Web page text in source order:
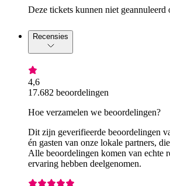
Deze tickets kunnen niet
Recensies
4,6
17.682 beoordelingen
Hoe verzamelen we beoordelingen?
Dit zijn geverifieerde beoordelingen
én gasten van onze lokale partners,
Alle beoordelingen komen van echte
ervaring hebben deelgenomen.